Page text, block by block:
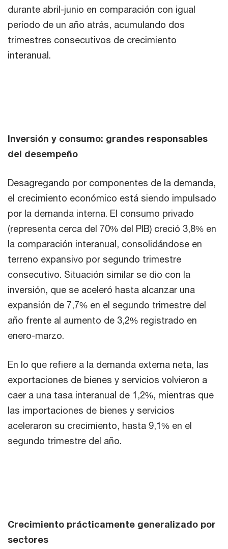
durante abril-junio en comparación con igual
período de un año atrás, acumulando dos
trimestres consecutivos de crecimiento
interanual.
Inversión y consumo: grandes responsables
del desempeño
Desagregando por componentes de la demanda,
el crecimiento económico está siendo impulsado
por la demanda interna. El consumo privado
(representa cerca del 70% del PIB) creció 3,8% en
la comparación interanual, consolidándose en
terreno expansivo por segundo trimestre
consecutivo. Situación similar se dio con la
inversión, que se aceleró hasta alcanzar una
expansión de 7,7% en el segundo trimestre del
año frente al aumento de 3,2% registrado en
enero-marzo.
En lo que refiere a la demanda externa neta, las
exportaciones de bienes y servicios volvieron a
caer a una tasa interanual de 1,2%, mientras que
las importaciones de bienes y servicios
aceleraron su crecimiento, hasta 9,1% en el
segundo trimestre del año.
Crecimiento prácticamente generalizado por
sectores